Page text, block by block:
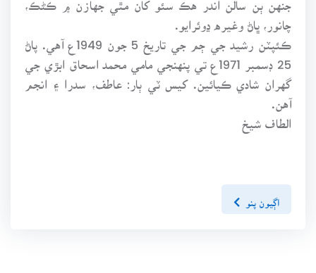
چانور، ڀاڻ وغيره ڍوئرايو.
ڪئپٽن رشيد جي ڄم جي تاريخ 5 جون 1949ع آهي. پاڻ
25 ڊسمبر 1971ع تي پنهنجي مامي محمد اسحاق ابڙي جي
گهران شادي ڪيائين. کيس ٽي ٻار: عاطف، سدرا ۽ انجم
آهن.
الطاف شيخ
اڳيون پنو